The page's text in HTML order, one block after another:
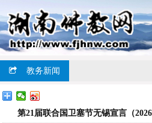
教务新闻
第21届联合国卫塞节无锡宣言（